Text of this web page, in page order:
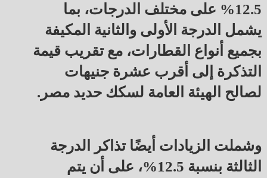
12.5% على مختلف الدرجات، بما
يشمل الدرجة الأولى والثانية المكيفة
بجميع أنواع القطارات، مع تقريب قيمة
التذكرة إلى أقرب عشرة جنيهات
لصالح الهيئة العامة لسكك حديد مصر.
وشملت الزيادات أيضًا تذاكر الدرجة
الثالثة بنسبة 12.5%، على أن يتم